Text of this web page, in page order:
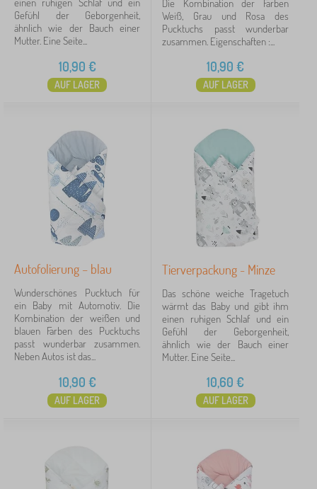
Rosa
80x80 cm
Tiere
4
Auto
Berge
Fuchs
für Jungs
1
für Mädchen
1
mehr...
Gefühl der Geborgenheit,
ähnlich wie der Bauch einer
Mutter. Eine Seite...
10,90 €
AUF LAGER
Die Kombination der Farben
Weiß, Grau und Rosa des
Pucktuchs passt wunderbar
zusammen. Eigenschaften :...
10,90 €
AUF LAGER
Autofolierung – blau
Wunderschönes Pucktuch für
ein Baby mit Automotiv. Die
Kombination der weißen und
blauen Farben des Pucktuchs
passt wunderbar zusammen.
Neben Autos ist das...
10,90 €
AUF LAGER
Tierverpackung - Minze
Das schöne weiche Tragetuch
wärmt das Baby und gibt ihm
einen ruhigen Schlaf und ein
Gefühl der Geborgenheit,
ähnlich wie der Bauch einer
Mutter. Eine Seite...
10,60 €
AUF LAGER